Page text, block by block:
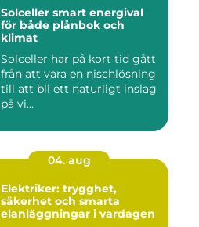
Solceller smart energival
för både plånbok och
klimat
Solceller har på kort tid gått
från att vara en nischlösning
till att bli ett naturligt inslag
på vi...
04. aug
Elektriker: trygghet,
säkerhet och smarta
elanläggningar i vardagen